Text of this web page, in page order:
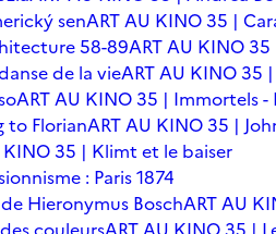
senART AU KINO 35 |
58-89ART AU KINO
de la vieART AU KINO 35
ART AU KINO 35 | Immortels
to FlorianART AU KINO 35 |
KINO 35 | Klimt et le baiser
: Paris 1874
Hieronymus BoschART AU